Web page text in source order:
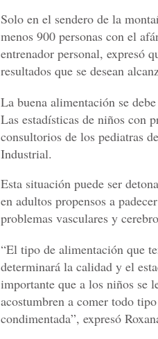
Solo en el sendero de la
menos 900 personas con el
entrenador personal, expresó
resultados que se desean
La buena alimentación se
Las estadísticas de niños con
consultorios de los pediatras
Industrial.
Esta situación puede ser
en adultos propensos a
problemas vasculares y
“El tipo de alimentación que
determinará la calidad y el
importante que a los niños se
acostumbren a comer todo
condimentada”, expresó